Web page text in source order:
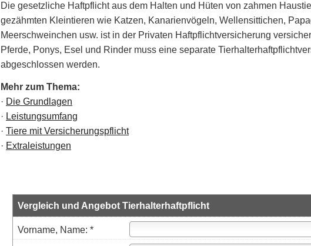
Die gesetzliche Haftpflicht aus dem Halten und Hüten von zahmen
gezähmten Kleintieren wie Katzen, Kanarienvögeln, Wellensittichen,
Meerschweinchen usw. ist in der Privaten Haftpflichtversicherung
Pferde, Ponys, Esel und Rinder muss eine separate
abgeschlossen werden.
Mehr zum Thema:
· Die Grundlagen
· Leistungsumfang
· Tiere mit Versicherungspflicht
· Extraleistungen
Vergleich und Angebot Tierhalterhaftpflicht
Vorname, Name: *